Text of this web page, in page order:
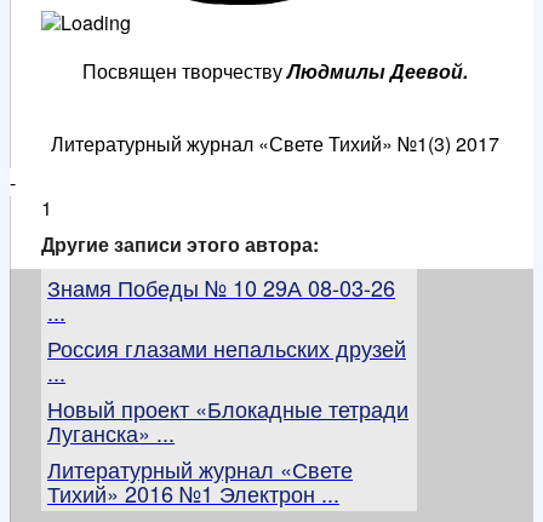
Посвящен творчествуЛюдмилы Деевой.
Литературный журнал «Свете Тихий» №1(3) 2017
-
1
Другие записи этого автора:
Знамя Победы № 10 29А 08-03-26
...
Россия глазами непальских друзей
...
Новый проект «Блокадные тетради
Луганска» ...
Литературный журнал «Свете
Тихий» 2016 №1 Электрон ...